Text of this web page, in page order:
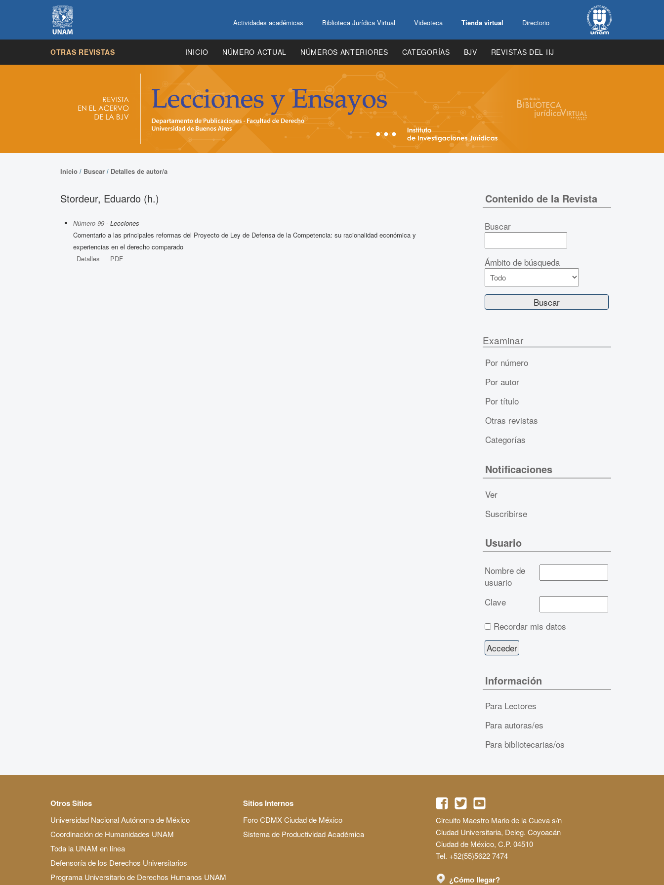
Actividades académicas Biblioteca Jurídica Virtual Videoteca Tienda virtual Directorio
OTRAS REVISTAS INICIO NÚMERO ACTUAL NÚMEROS ANTERIORES CATEGORÍAS BJV REVISTAS DEL IIJ
Inicio / Buscar / Detalles de autor/a
Stordeur, Eduardo (h.)
Número 99 - Lecciones
Comentario a las principales reformas del Proyecto de Ley de Defensa de la Competencia: su racionalidad económica y
experiencias en el derecho comparado
Detalles
PDF
Contenido de la Revista
Buscar
Ámbito de búsqueda
Examinar
Por número
Por autor
Por título
Otras revistas
Categorías
Notificaciones
Ver
Suscribirse
Usuario
Nombre de
usuario
Clave
Recordar mis datos
Información
Para Lectores
Para autoras/es
Para bibliotecarias/os
Otros Sitios
Universidad Nacional Autónoma de México
Coordinación de Humanidades UNAM
Toda la UNAM en línea
Defensoría de los Derechos Universitarios
Programa Universitario de Derechos Humanos UNAM
Sitios Internos
Foro CDMX Ciudad de México
Sistema de Productividad Académica
Circuito Maestro Mario de la Cueva s/n
Ciudad Universitaria, Deleg. Coyoacán
Ciudad de México, C.P. 04510
Tel. +52(55)5622 7474
¿Cómo llegar?